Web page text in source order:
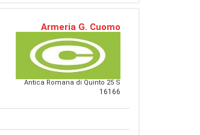
Armeria G. Cuomo
Antica Romana di Quinto 25 S
16166